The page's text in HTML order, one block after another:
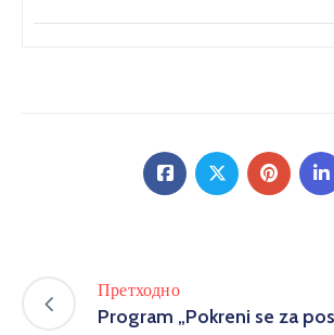
Претходно
Program „Pokreni se za